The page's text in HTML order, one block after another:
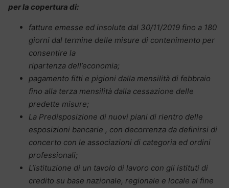
per la copertura di:
fatture emesse ed insolute dal 30/11/2019 fino a 180
giorni dal termine delle misure di contenimento per
consentire la
ripartenza dell’economia;
pagamento fitti e pigioni dalla mensilità di febbraio
fino alla terza mensilità dalla cessazione delle
predette misure;
La Predisposizione di nuovi piani di rientro delle
esposizioni bancarie , con decorrenza da definirsi di
concerto con le associazioni di categoria ed ordini
professionali;
L’istituzione di un tavolo di lavoro con gli istituti di
credito su base nazionale, regionale e locale al fine